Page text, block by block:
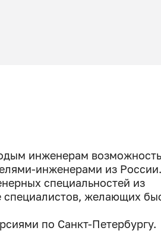
инженерам возможность
инженерами из России.
специальностей из
специалистов, желающих
по Санкт-Петербургу.